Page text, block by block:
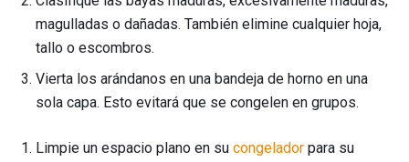
magulladas o dañadas. También elimine cualquier hoja,
tallo o escombros.
Vierta los arándanos en una bandeja de horno en una
sola capa. Esto evitará que se congelen en grupos.
Limpie un espacio plano en su congelador para su